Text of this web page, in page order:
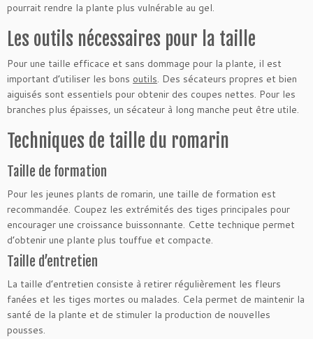
pourrait rendre la plante plus vulnérable au gel.
Les outils nécessaires pour la taille
Pour une taille efficace et sans dommage pour la plante, il est
important d’utiliser les bons outils. Des sécateurs propres et bien
aiguisés sont essentiels pour obtenir des coupes nettes. Pour les
branches plus épaisses, un sécateur à long manche peut être utile.
Techniques de taille du romarin
Taille de formation
Pour les jeunes plants de romarin, une taille de formation est
recommandée. Coupez les extrémités des tiges principales pour
encourager une croissance buissonnante. Cette technique permet
d’obtenir une plante plus touffue et compacte.
Taille d’entretien
La taille d’entretien consiste à retirer régulièrement les fleurs
fanées et les tiges mortes ou malades. Cela permet de maintenir la
santé de la plante et de stimuler la production de nouvelles
pousses.